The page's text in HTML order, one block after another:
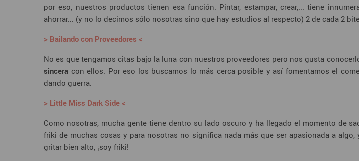
por eso, nuestros productos tienen esa función. Pintar, estampar, crear,... tiene
ahorrar... (y no lo decimos sólo nosotras sino que hay estudios al respecto) 2 de cada 2
> Bailando con Proveedores <
No es que tengamos citas bajo la luna con nuestros proveedores pero nos gusta
sincera con ellos. Por eso los buscamos lo más cerca posible y así fomentamos el
dando guerra.
> Little Miss Dark Side <
Como nosotras, mucha gente tiene dentro su lado oscuro y ha llegado el momento de
friki de muchas cosas y para nosotras no significa nada más que ser apasionada a
gritar bien alto, ¡soy friki!